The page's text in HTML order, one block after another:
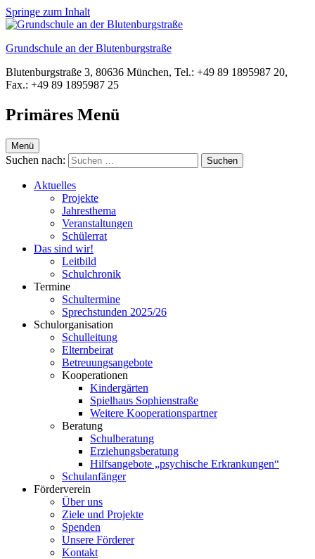
Springe zum Inhalt
Grundschule an der Blutenburgstraße
Blutenburgstraße 3, 80636 München, Tel.: +49 89 1895987 20,
Fax.: +49 89 1895987 25
Primäres Menü
Menü
Suchen nach:
Aktuelles
Projekte
Jahresthema
Veranstaltungen
Schülerrat
Das sind wir!
Leitbild
Schulchronik
Termine
Schultermine
Sprechstunden 2025/26
Schulorganisation
Schulleitung
Elternbeirat
Betreuungsangebote
Kooperationen
Kindergärten
Spielhaus Sophienstraße
Weitere Kooperationspartner
Beratung
Schulberatung
Erziehungsberatung
Hilfsangebote „psychische Erkrankungen“
Schulanfänger
Förderverein
Über uns
Ziele und Projekte
Spenden
Unsere Förderer
Kontakt